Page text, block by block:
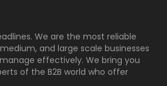
We are the most reliable
and large scale businesses
effectively. We bring you
of the B2B world who offer